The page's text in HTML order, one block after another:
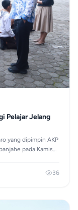
Pelajar Jelang
yang dipimpin AKP
pada Kamis
geng motor,
liburan
36